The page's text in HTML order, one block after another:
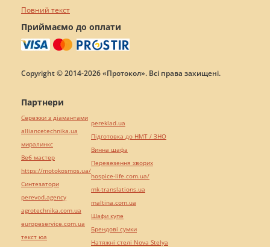
Повний текст
Приймаємо до оплати
Copyright © 2014-2026 «Протокол». Всі права захищені.
Партнери
Сережки з діамантами
alliancetechnika.ua
миралинкс
Веб мастер
https://motokosmos.ua/
Синтезатори
perevod.agency
agrotechnika.com.ua
europeservice.com.ua
текст юа
pereklad.ua
Підготовка до НМТ / ЗНО
Винна шафа
Перевезення хворих
hospice-life.com.ua/
mk-translations.ua
maltina.com.ua
Шафи купе
Брендові сумки
Натяжні стелі Nova Stelya